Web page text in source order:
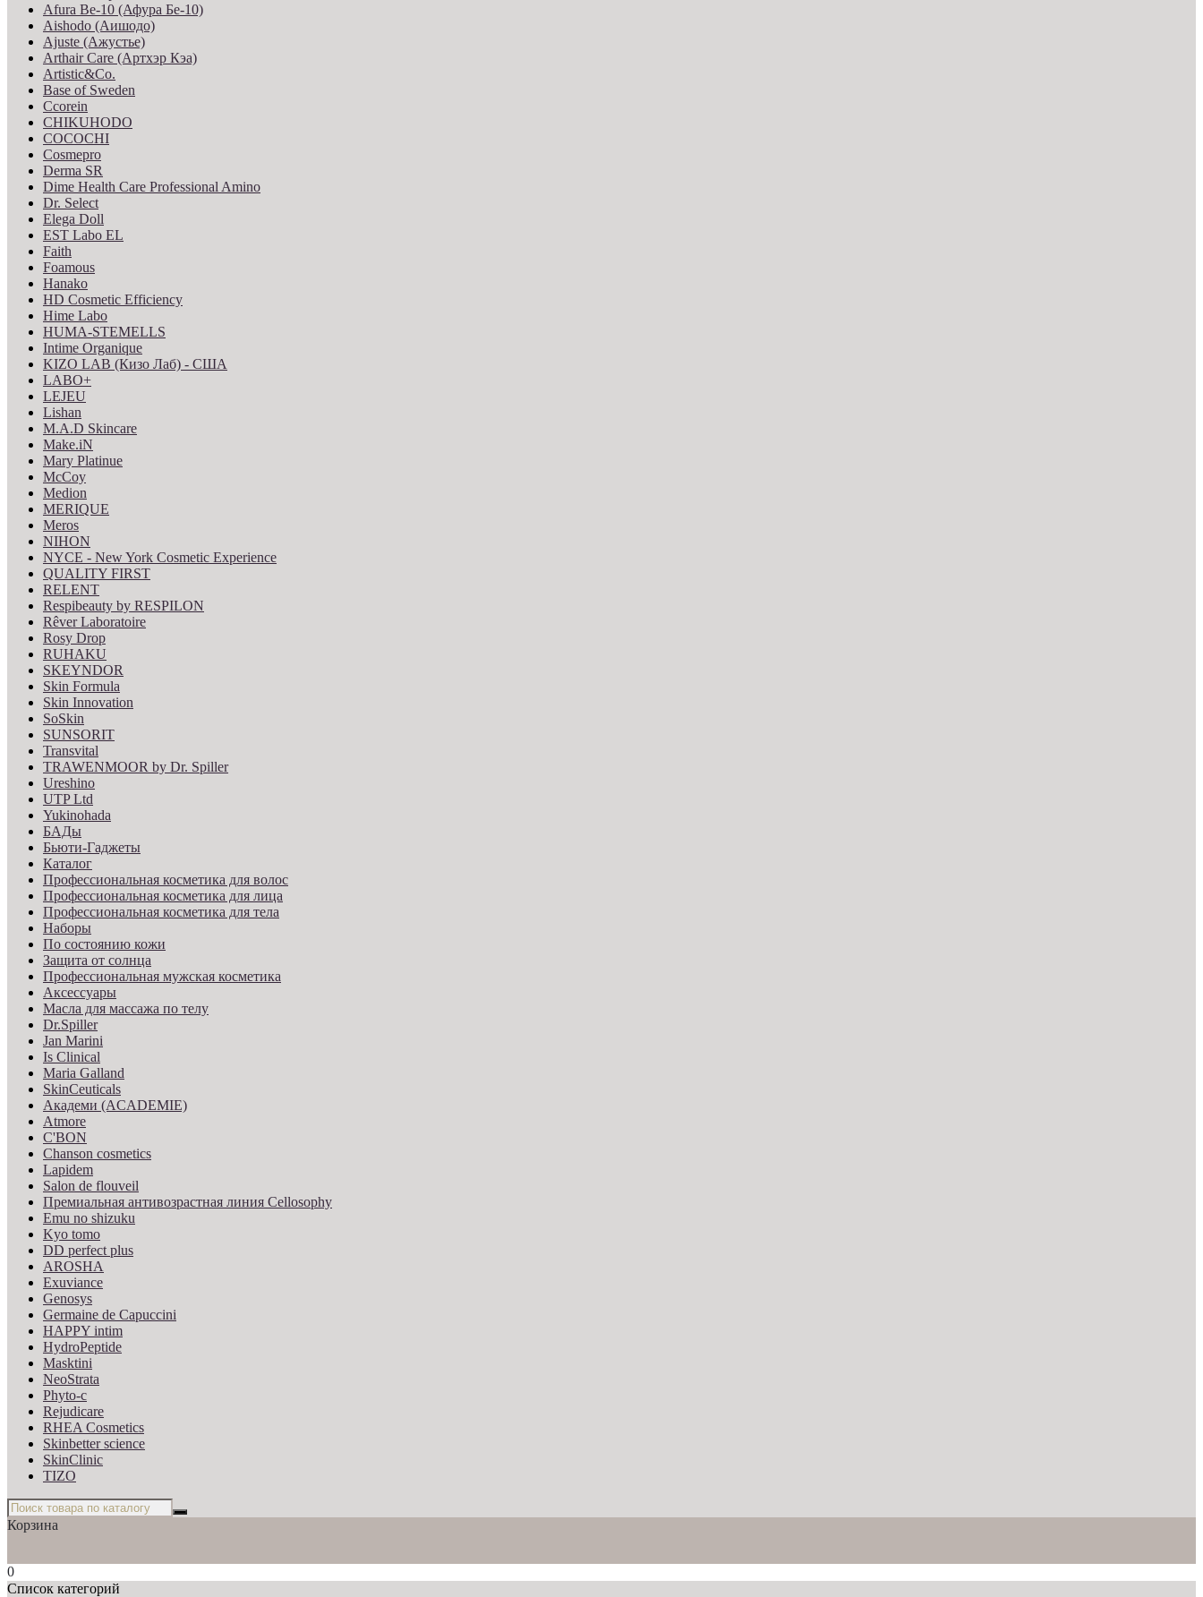
Afura Be-10 (Афура Бе-10)
Aishodo (Аишодо)
Ajuste (Ажустье)
Arthair Care (Артхэр Кэа)
Artistic&Co.
Base of Sweden
Ccorein
CHIKUHODO
COCOCHI
Cosmepro
Derma SR
Dime Health Care Professional Amino
Dr. Select
Elega Doll
EST Labo EL
Faith
Foamous
Hanako
HD Cosmetic Efficiency
Hime Labo
HUMA-STEMELLS
Intime Organique
KIZO LAB (Кизо Лаб) - США
LABO+
LEJEU
Lishan
M.A.D Skincare
Make.iN
Mary Platinue
McCoy
Medion
MERIQUE
Meros
NIHON
NYCE - New York Cosmetic Experience
QUALITY FIRST
RELENT
Respibeauty by RESPILON
Rêver Laboratoire
Rosy Drop
RUHAKU
SKEYNDOR
Skin Formula
Skin Innovation
SoSkin
SUNSORIT
Transvital
TRAWENMOOR by Dr. Spiller
Ureshino
UTP Ltd
Yukinohada
БАДы
Бьюти-Гаджеты
Каталог
Профессиональная косметика для волос
Профессиональная косметика для лица
Профессиональная косметика для тела
Наборы
По состоянию кожи
Защита от солнца
Профессиональная мужская косметика
Аксессуары
Масла для массажа по телу
Dr.Spiller
Jan Marini
Is Clinical
Maria Galland
SkinCeuticals
Академи (ACADEMIE)
Atmore
C'BON
Chanson cosmetics
Lapidem
Salon de flouveil
Премиальная антивозрастная линия Cellosophy
Emu no shizuku
Kyo tomo
DD perfect plus
AROSHA
Exuviance
Genosys
Germaine de Capuccini
HAPPY intim
HydroPeptide
Masktini
NeoStrata
Phyto-c
Rejudicare
RHEA Cosmetics
Skinbetter science
SkinСlinic
TIZO
Корзина
0
Список категорий